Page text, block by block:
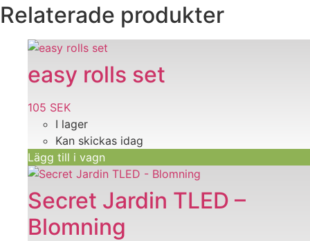
Relaterade produkter
easy rolls set
105 SEK
I lager
Kan skickas idag
Lägg till i vagn
Secret Jardin TLED –
Blomning
Den
här
produkten
har